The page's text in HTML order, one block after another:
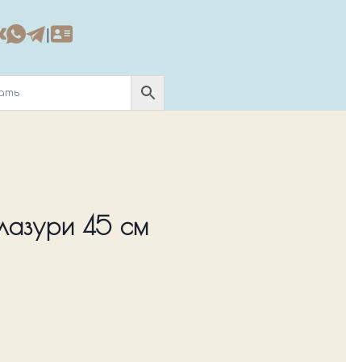
45 см